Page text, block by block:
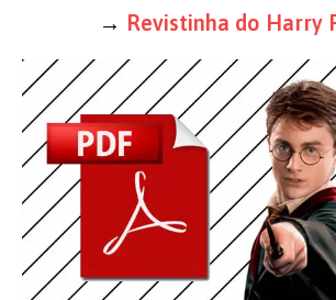
→ Revistinha do Harry